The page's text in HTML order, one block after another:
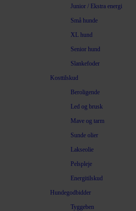
Junior / Ekstra energi
Små hunde
XL hund
Senior hund
Slankefoder
Kosttilskud
Beroligende
Led og brusk
Mave og tarm
Sunde olier
Lakseolie
Pelspleje
Energitilskud
Hundegodbidder
Tyggeben